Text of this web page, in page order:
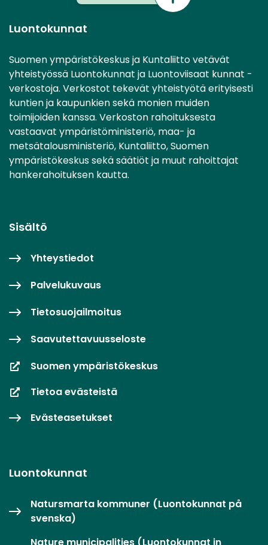
Luontokunnat
Suomen ympäristökeskus ja Kuntaliitto vetävät
yhteistyössä Luontokunnat ja Luontoviisaat kunnat -
verkostoja. Verkostot tekevät yhteistyötä erityisesti
kuntien ja kaupunkien sekä monien muiden
toimijoiden kanssa. Verkoston rahoituksesta
vastaavat ympäristöministeriö, maa- ja
metsätalousministeriö, Kuntaliitto, Suomen
ympäristökeskus sekä säätiöt ja muut rahoittajat
hankerahoituksen kautta.
Sisältö
Yhteystiedot
Palvelukuvaus
Tietosuojailmoitus
Saavutettavuusseloste
Suomen ympäristökeskus
Tietoa evästeistä
Evästeasetukset
Luontokunnat
Natursmarta kommuner (Luontokunnat på
svenska)
Nature municipalities (Luontokunnat in